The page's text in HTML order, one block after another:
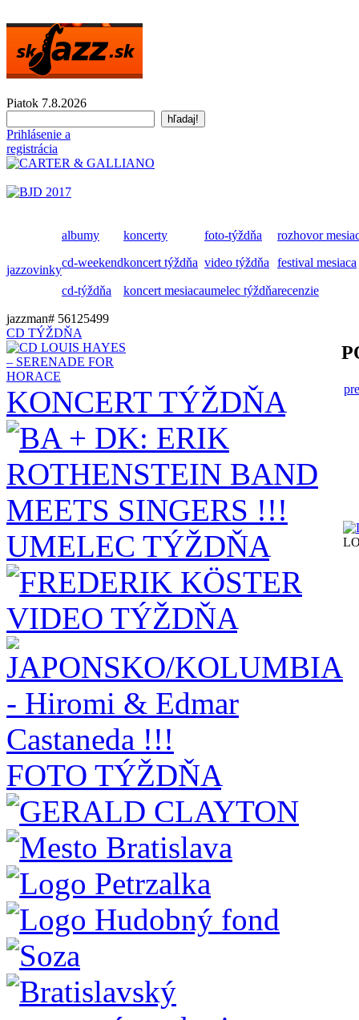
Piatok 7.8.2026
Prihlásenie a
registrácia
jazzovinky
albumy koncerty foto-týždňa
rozhovor
cd-weekendkoncert týždňa video týždňa festival mesiaca
cd-týždňa koncert mesiacaumelec týždňarecenzie
jazzman# 56125499
CD TÝŽDŇA
KONCERT TÝŽDŇA
UMELEC TÝŽDŇA
VIDEO TÝŽDŇA
FOTO TÝŽDŇA